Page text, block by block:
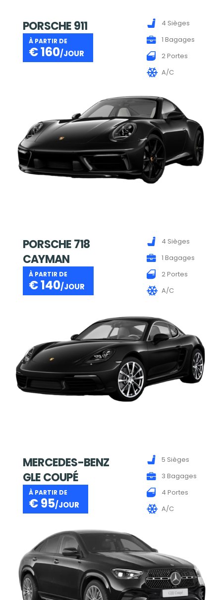
PORSCHE 911
À PARTIR DE
€160/JOUR
4 Sièges
1 Bagages
2 Portes
A/C
PORSCHE 718
CAYMAN
À PARTIR DE
€140/JOUR
4 Sièges
1 Bagages
2 Portes
A/C
MERCEDES-BENZ
GLE COUPÉ
À PARTIR DE
€95/JOUR
5 Sièges
3 Bagages
4 Portes
A/C